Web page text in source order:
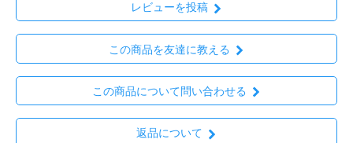
レビューを投稿
この商品を友達に教える
この商品について問い合わせる
返品について